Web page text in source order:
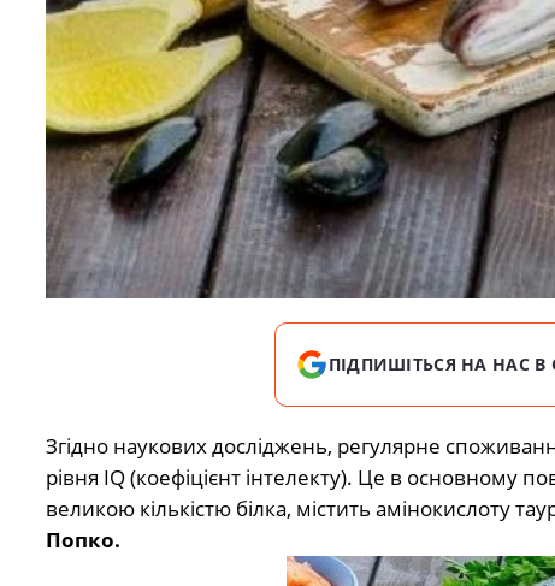
ПІДПИШІТЬСЯ НА НАС В
Згідно наукових досліджень, регулярне
рівня IQ (коефіцієнт інтелекту). Це в основному
великою кількістю білка, містить амінокислоту
Попко.